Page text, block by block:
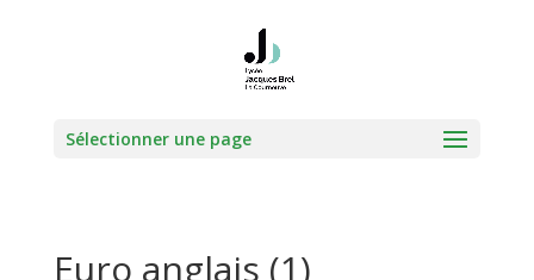
Sélectionner une page
Euro anglais (1)